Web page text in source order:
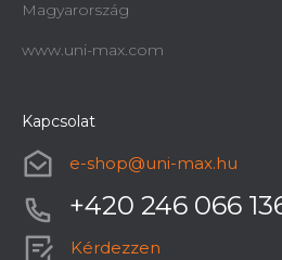
Magyarország
www.uni-max.com
Kapcsolat
e-shop@uni-max.hu
+420 246 066
Kérdezzen